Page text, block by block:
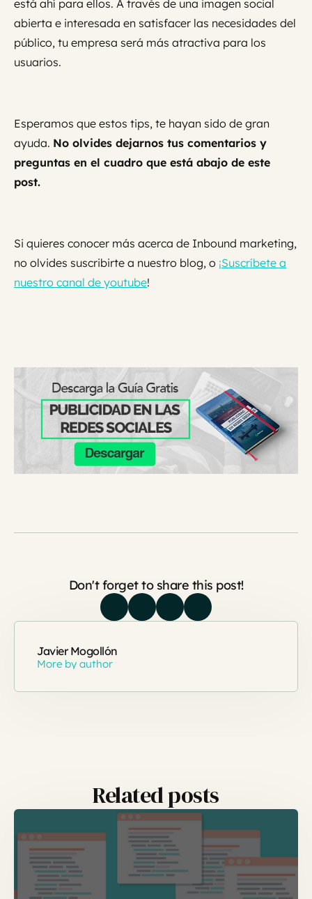
está ahí para ellos. A través de una imagen social
abierta e interesada en satisfacer las necesidades del
público, tu empresa será más atractiva para los
usuarios.
Esperamos que estos tips, te hayan sido de gran
ayuda. No olvides dejarnos tus comentarios y
preguntas en el cuadro que está abajo de este
post.
Si quieres conocer más acerca de Inbound marketing,
no olvides suscribirte a nuestro blog, o ¡Suscríbete a
nuestro canal de youtube!
Don't forget to share this post!
Javier Mogollón
More by author
Related posts